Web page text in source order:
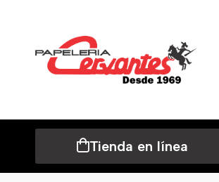
Tienda en línea